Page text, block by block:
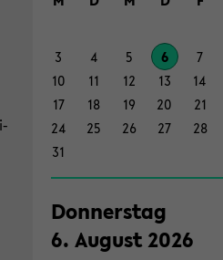
3
4 5 6 7
10
11 12 13 14
17
18 19 20 21
24
25 26 27 28
31
Don­ners­tag
6. Au­gust2026